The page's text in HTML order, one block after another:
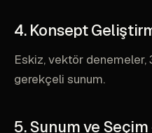
4. Konsept
Eskiz, vektör
gerekçeli sunum.
5. Sunum ve